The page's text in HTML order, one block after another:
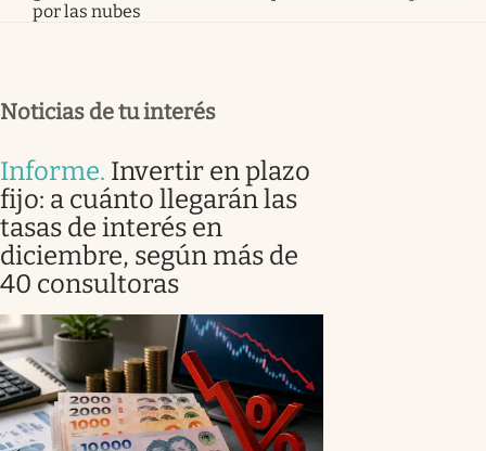
por las nubes
Noticias de tu interés
Informe. Invertir en plazo
fijo: a cuánto llegarán las
tasas de interés en
diciembre, según más de
40 consultoras